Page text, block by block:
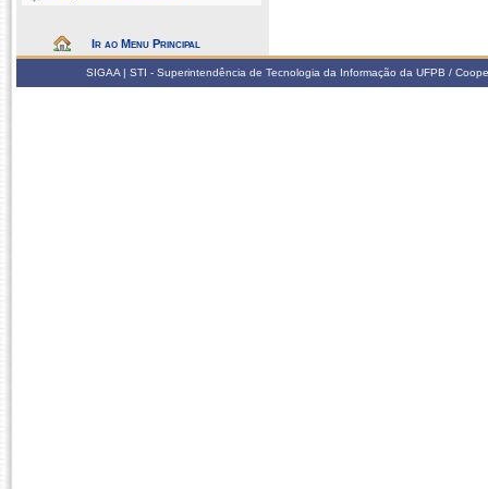
Ir ao Menu Principal
SIGAA | STI - Superintendência de Tecnologia da Informação da UFPB /